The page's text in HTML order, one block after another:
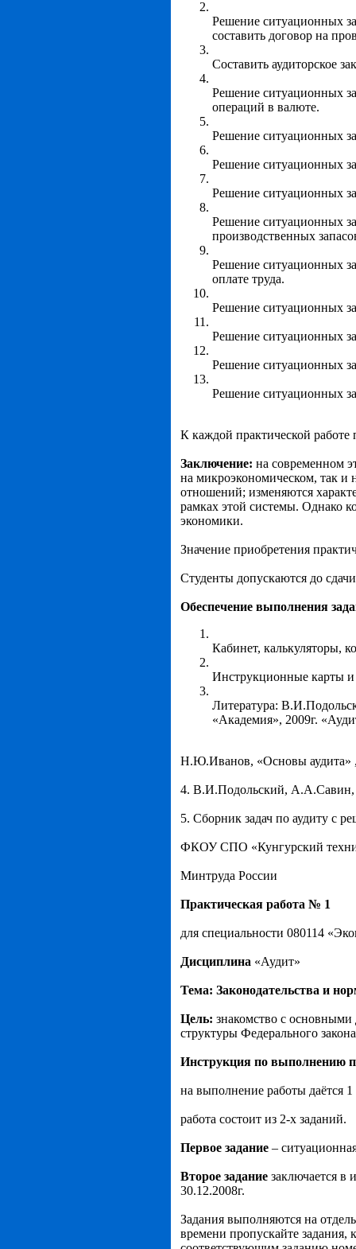
Решение ситуационных
составить договор на
Составить аудиторское
Решение ситуационных
операций в валюте.
Решение ситуационных
Решение ситуационных
Решение ситуационных
Решение ситуационных
производственных
Решение ситуационных
оплате труда.
Решение ситуационных
Решение ситуационных
Решение ситуационных
Решение ситуационных
К каждой практической
Заключение: на современном
на микроэкономическом, так и
отношений; изменяются
рамках этой системы. Однако
экономики.
Значение приобретения
Студенты допускаются до
Обеспечение выполнения
Кабинет, калькуляторы,
Инструкционные карты и
Литература:
«Академия», 2009г.
Н.Ю.Иванов, «Основы аудита»
4. В.И.Подольский, А.А.Савин,
5. Сборник задач по аудиту с
ФКОУ СПО «Кунгурский
Минтруда России
Практическая работа № 1
для специальности 080114
Дисциплина «Аудит»
Тема: Законодательства и
Цель: знакомство с
структуры Федерального
Инструкция по выполнению
на выполнение работы даётся 1
работа состоит из 2-х заданий.
Первое задание –
Второе задание заключается в
30.12.2008г.
Задания выполняются на
времени пропускайте задания,